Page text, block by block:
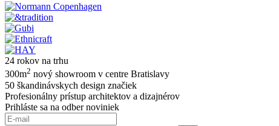
24 rokov na trhu
300m2 nový showroom v centre Bratislavy
50 škandinávskych design značiek
Profesionálny prístup architektov a dizajnérov
Prihláste sa na odber noviniek